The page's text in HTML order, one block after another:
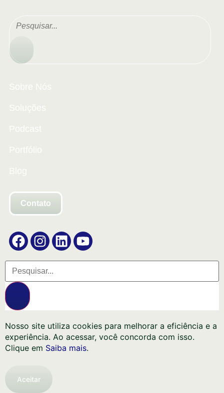
Sobre Nós
Soluções
Podcast
Portfólio
Blog
Contato
Nosso site utiliza cookies para melhorar a eficiência e a
experiência. Ao acessar, você concorda com isso.
Clique em Saiba mais.
Aceitar